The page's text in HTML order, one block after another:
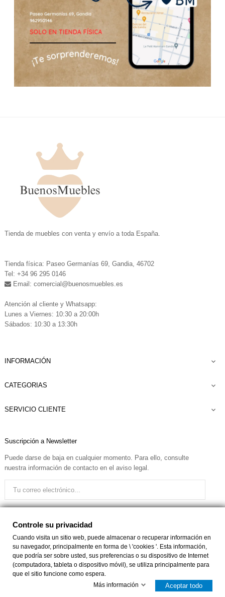
Tienda de muebles con venta y envío a toda España.
Tienda física: Paseo Germanías 69, Gandia, 46702
Tel: +34 96 295 0146
Email: comercial @buenosmuebles.es
Atención al cliente y Whatsapp:
Lunes a Viernes: 10:30 a 20:00h
Sábados: 10:30 a 13:30h
INFORMACIÓN 
CATEGORIAS 
SERVICIO CLIENTE 
Suscripción a Newsletter
Puede darse de baja en cualquier momento. Para ello, consulte
nuestra información de contacto en el aviso legal.
FacebookInstagram
Controle su privacidad
Cuando visita un sitio web, puede almacenar o recuperar información en
su navegador, principalmente en forma de \ 'cookies '. Esta información,
que podría ser sobre usted, sus preferencias o su dispositivo de Internet
(computadora, tableta o dispositivo móvil), se utiliza principalmente para
que el sitio funcione como espera.
Más información
Aceptar todo